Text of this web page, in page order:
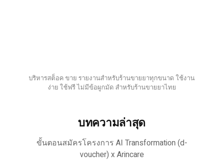
บริหารสต็อค ขาย รายงานสำหรับร้านขายยาทุกขนาด ใช้งาน
ง่าย ใช้ฟรี ไม่มีข้อผูกมัด สำหรับร้านขายยาไทย
บทความล่าสุด
ขั้นตอนสมัครโครงการ AI Transformation (d-
voucher) x Arincare